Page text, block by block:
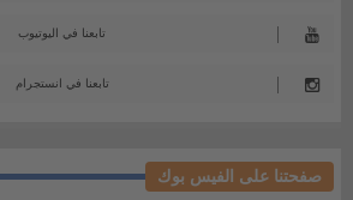
تابعنا في اليوتيوب
تابعنا في انستجرام
صفحتنا على الفيس بوك